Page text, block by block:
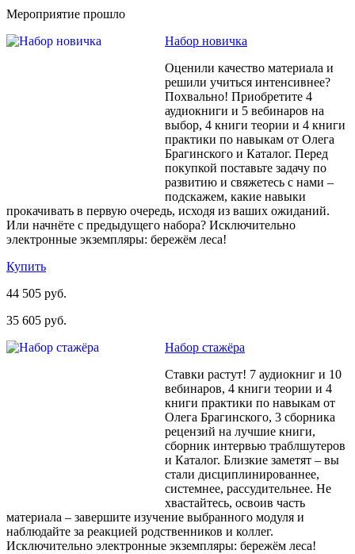
Мероприятие прошло
Набор новичка
Оценили качество материала и
решили учиться интенсивнее?
Похвально! Приобретите 4
аудиокниги и 5 вебинаров на
выбор, 4 книги теории и 4 книги
практики по навыкам от Олега
Брагинского и Каталог. Перед
покупкой поставьте задачу по
развитию и свяжетесь с нами –
подскажем, какие навыки
прокачивать в первую очередь, исходя из ваших ожиданий.
Или начнёте с предыдущего набора? Исключительно
электронные экземпляры: бережём леса!
Купить
44 505 руб.
35 605 руб.
Набор стажёра
Ставки растут! 7 аудиокниг и 10
вебинаров, 4 книги теории и 4
книги практики по навыкам от
Олега Брагинского, 3 сборника
рецензий на лучшие книги,
сборник интервью траблшутеров
и Каталог. Близкие заметят – вы
стали дисциплинированнее,
системнее, рассудительнее. Не
хвастайтесь, освоив часть
материала – завершите изучение выбранного модуля и
наблюдайте за реакцией родственников и коллег.
Исключительно электронные экземпляры: бережём леса!